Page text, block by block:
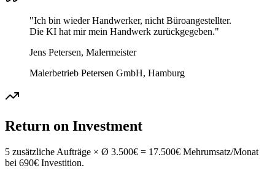
"Ich bin wieder Handwerker, nicht Büroangestellter.
Die KI hat mir mein Handwerk zurückgegeben."
Jens Petersen, Malermeister
Malerbetrieb Petersen GmbH, Hamburg
Return on Investment
5 zusätzliche Aufträge × Ø 3.500€ = 17.500€ Mehrumsatz/Monat
bei 690€ Investition.